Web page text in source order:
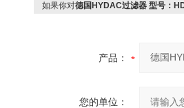
如果你对德国HYDAC过滤器 型号：
产品：
您的单位：